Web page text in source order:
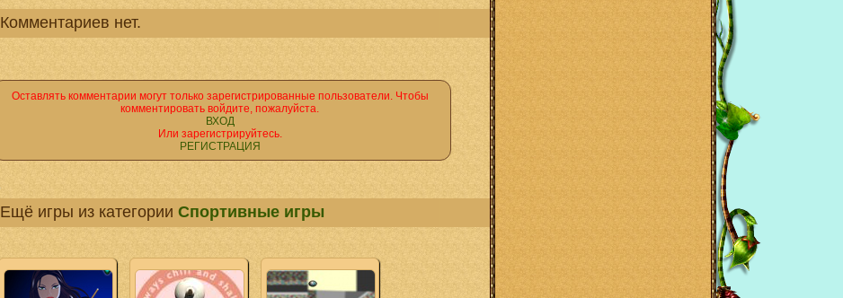
Комментариев нет.
Оставлять комментарии могут только зарегистрированные пользователи. Чтобы
комментировать войдите, пожалуйста.
ВХОД
Или зарегистрируйтесь.
РЕГИСТРАЦИЯ
Ещё игры из категории Спортивные игры